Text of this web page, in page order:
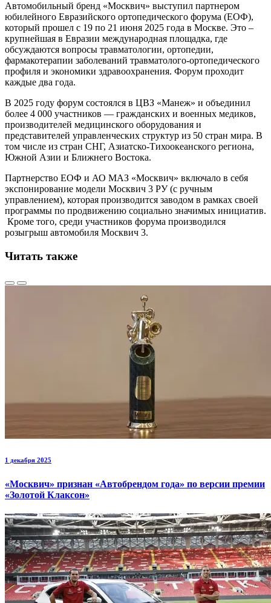
Автомобильный бренд «Москвич» выступил партнером
юбилейного Евразийского ортопедического форума (ЕОФ),
который прошел с 19 по 21 июня 2025 года в Москве. Это –
крупнейшая в Евразии международная площадка, где
обсуждаются вопросы травматологии, ортопедии,
фармакотерапии заболеваний травматолого-ортопедического
профиля и экономики здравоохранения. Форум проходит
каждые два года.
В 2025 году форум состоялся в ЦВЗ «Манеж» и объединил
более 4 000 участников –– гражданских и военных медиков,
производителей медицинского оборудования и
представителей управленческих структур из 50 стран мира. В
том числе из стран СНГ, Азиатско-Тихоокеанского региона,
Южной Азии и Ближнего Востока.
Партнерство ЕОФ и АО МАЗ «Москвич» включало в себя
экспонирование модели Москвич 3 РУ (с ручным
управлением), которая производится заводом в рамках своей
программы по продвижению социально значимых инициатив.
Кроме того, среди участников форума производился
розыгрыш автомобиля Москвич 3.
Читать также
1 декабря 2025
«Москвич» признан «Автобрендом года» по версии премии
«Золотой Клаксон»